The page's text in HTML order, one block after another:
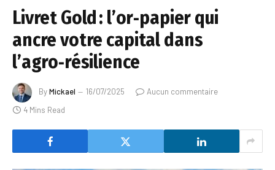
Livret Gold : l’or‑papier qui
ancre votre capital dans
l’agro‑résilience
ByMickael 16/07/2025
Aucun commentaire
4 Mins Read